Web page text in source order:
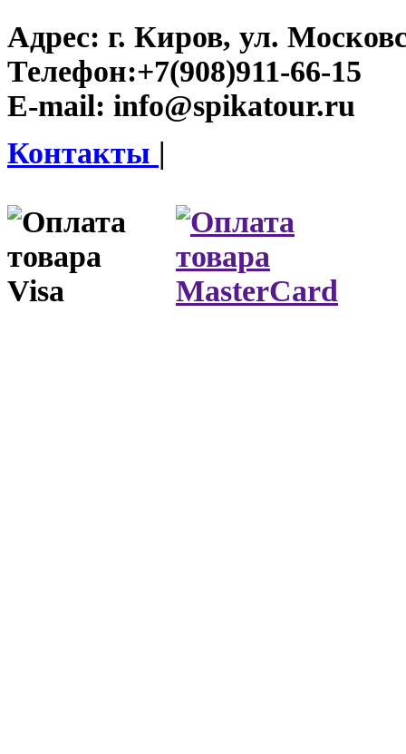
Адрес: г. Киров, ул.
Телефон:+7(908)911-66-15
E-mail: info@spikatour.ru
Контакты |